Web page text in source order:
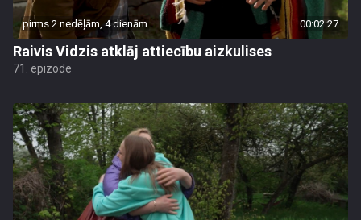
pirms 2 nedēļām, 4 dienām 00:02:27
Raivis Vidzis atklāj attiecību aizkulises
71. epizode